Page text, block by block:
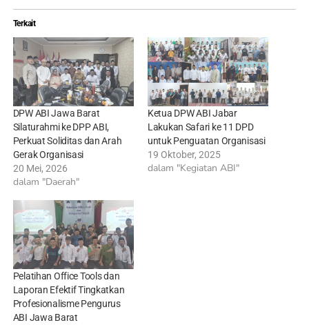
Terkait
DPW ABI Jawa Barat
Silaturahmi ke DPP ABI,
Perkuat Soliditas dan Arah
Gerak Organisasi
20 Mei, 2026
dalam "Daerah"
Ketua DPW ABI Jabar
Lakukan Safari ke 11 DPD
untuk Penguatan Organisasi
19 Oktober, 2025
dalam "Kegiatan ABI"
Pelatihan Office Tools dan
Laporan Efektif Tingkatkan
Profesionalisme Pengurus
ABI Jawa Barat